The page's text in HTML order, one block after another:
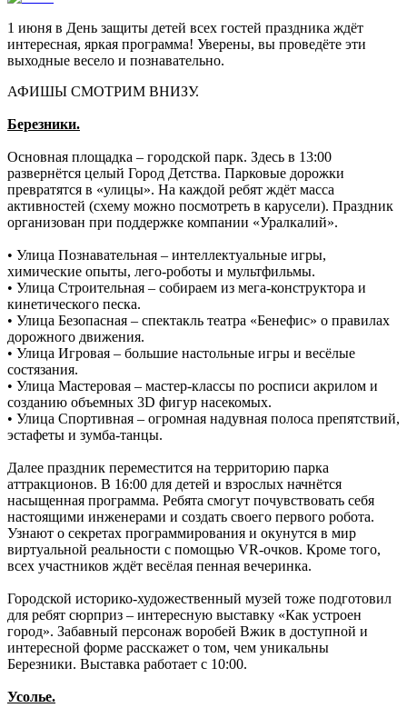
1 июня в День защиты детей всех гостей праздника ждёт
интересная, яркая программа! Уверены, вы проведёте эти
выходные весело и познавательно.
АФИШЫ СМОТРИМ ВНИЗУ.
Березники.
Основная площадка – городской парк. Здесь в 13:00
развернётся целый Город Детства. Парковые дорожки
превратятся в «улицы». На каждой ребят ждёт масса
активностей (схему можно посмотреть в карусели). Праздник
организован при поддержке компании «Уралкалий».
• Улица Познавательная – интеллектуальные игры,
химические опыты, лего-роботы и мультфильмы.
• Улица Строительная – собираем из мега-конструктора и
кинетического песка.
• Улица Безопасная – спектакль театра «Бенефис» о правилах
дорожного движения.
• Улица Игровая – большие настольные игры и весёлые
состязания.
• Улица Мастеровая – мастер-классы по росписи акрилом и
созданию объемных 3D фигур насекомых.
• Улица Спортивная – огромная надувная полоса препятствий,
эстафеты и зумба-танцы.
Далее праздник переместится на территорию парка
аттракционов. В 16:00 для детей и взрослых начнётся
насыщенная программа. Ребята смогут почувствовать себя
настоящими инженерами и создать своего первого робота.
Узнают о секретах программирования и окунутся в мир
виртуальной реальности с помощью VR-очков. Кроме того,
всех участников ждёт весёлая пенная вечеринка.
Городской историко-художественный музей тоже подготовил
для ребят сюрприз – интересную выставку «Как устроен
город». Забавный персонаж воробей Вжик в доступной и
интересной форме расскажет о том, чем уникальны
Березники. Выставка работает с 10:00.
Усолье.